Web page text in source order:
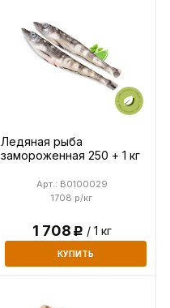
Ледяная рыба
замороженная 250 + 1 кг
1708 р/кг
Арт.: B0100029
1 708Р / 1 кг
КУПИТЬ